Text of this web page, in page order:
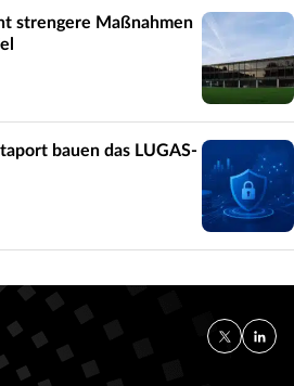
strengere Maßnahmen
bauen das LUGAS-